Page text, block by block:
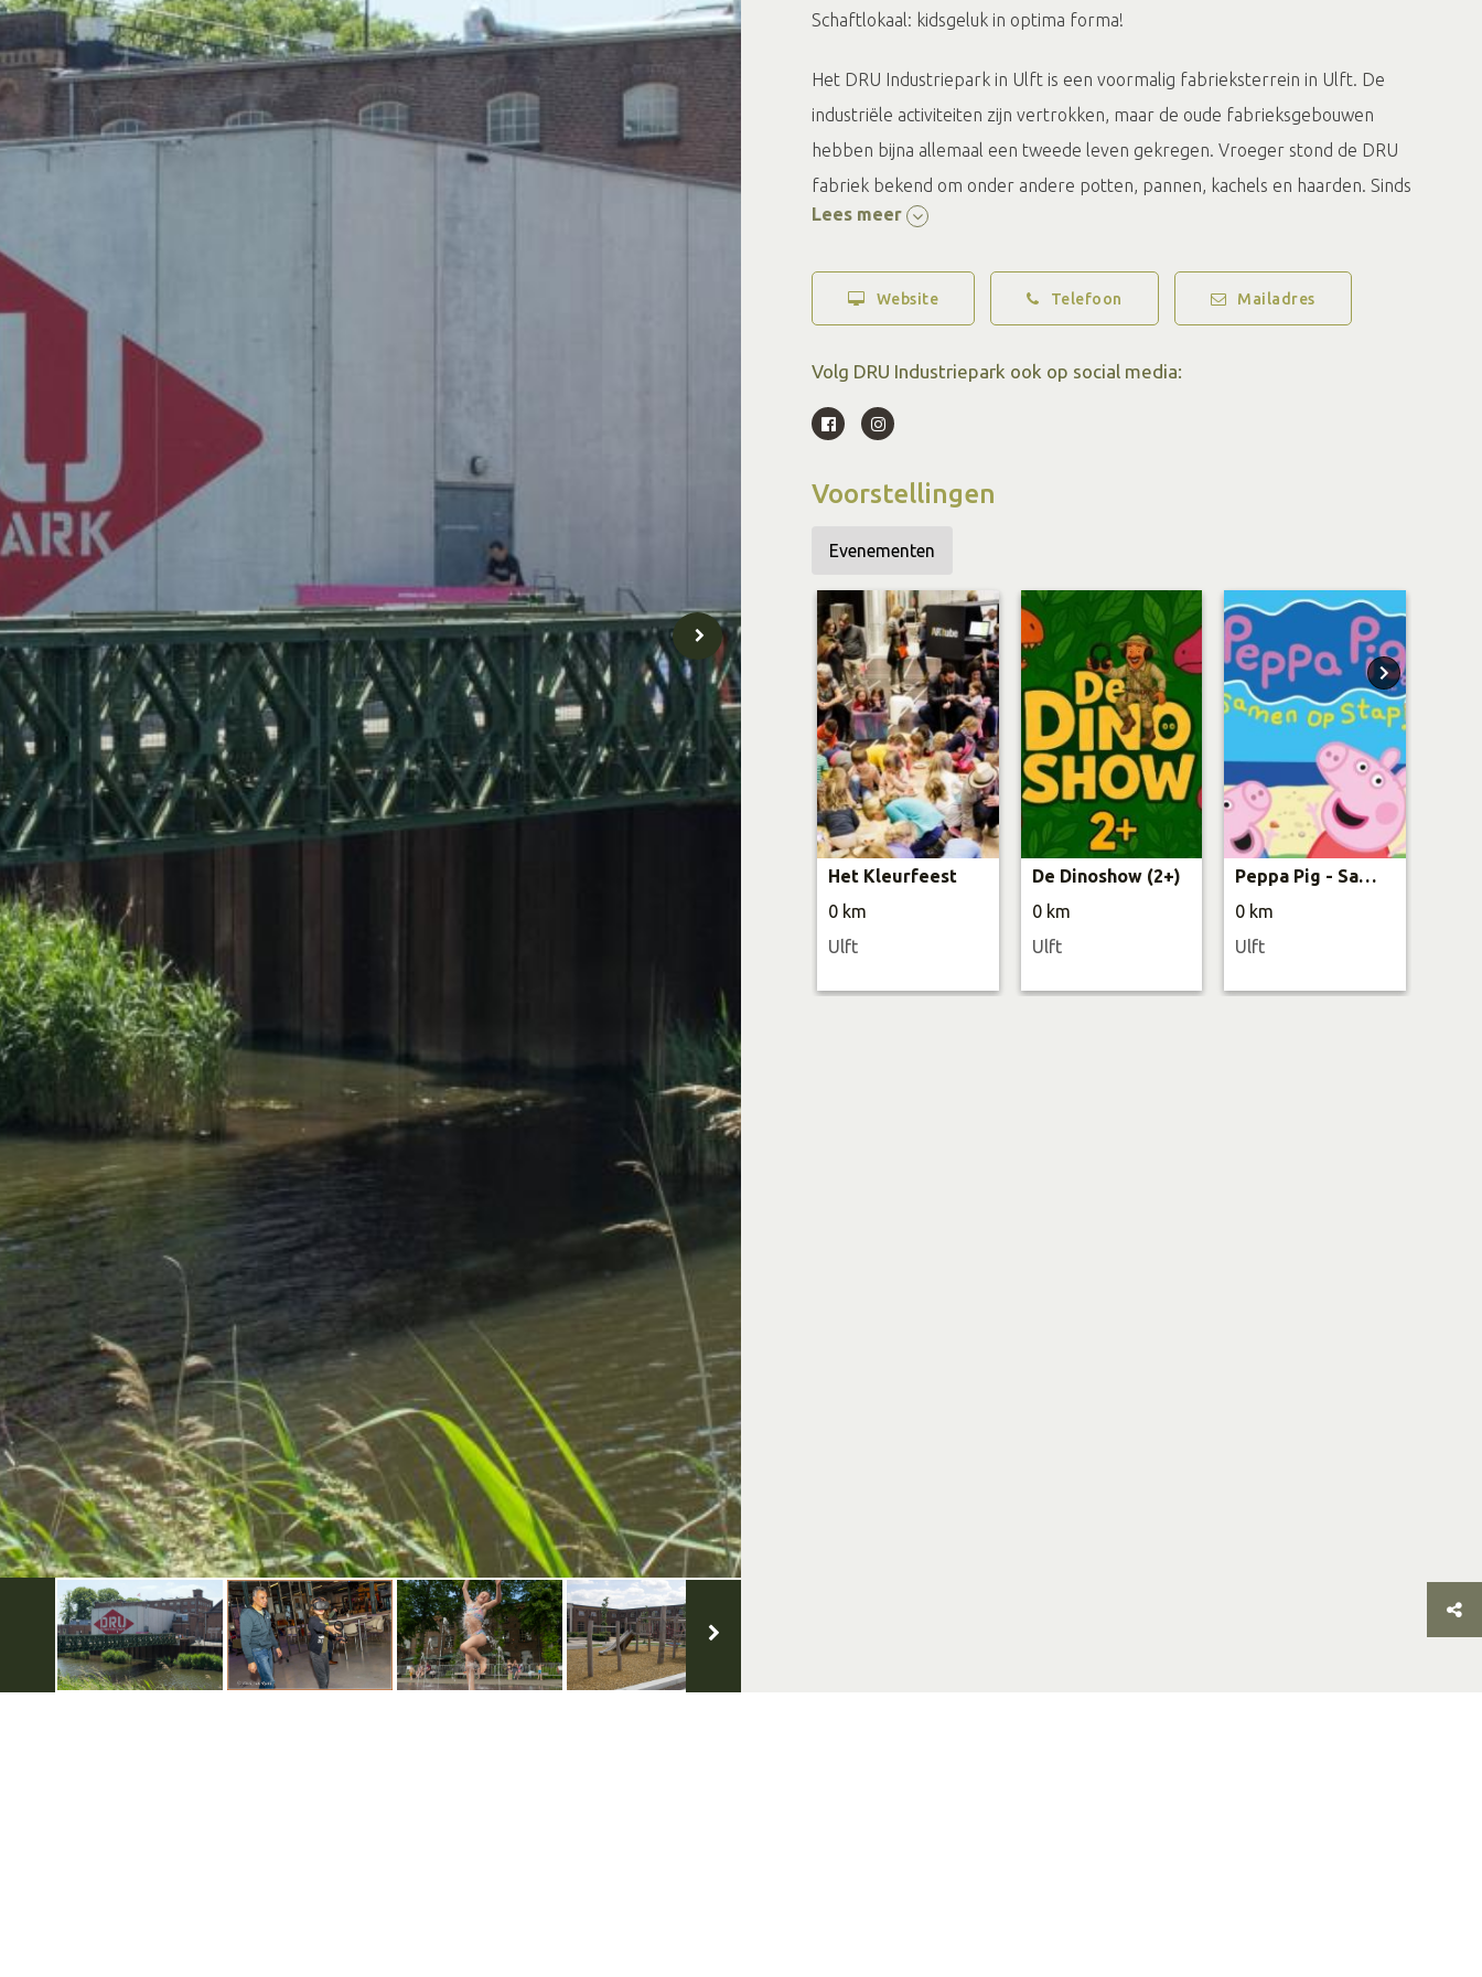
Schaftlokaal: kidsgeluk in optima forma!
Het DRU Industriepark in Ulft is een voormalig fabrieksterrein in Ulft. De
industriële activiteiten zijn vertrokken, maar de oude fabrieksgebouwen
hebben bijna allemaal een tweede leven gekregen. Vroeger stond de DRU
fabriek bekend om onder andere potten, pannen, kachels en haarden. Sinds
2009 is het terrein, dat DRU Industriepark is genoemd, een bruisende plek
ook de muziekschool en bibliotheek), eten en drinken, recreatie, onderwijs
en wonen.
Lees meer
Website Telefoon Mailadres
Volg DRU Industriepark ook op social media:
Voorstellingen
Evenementen
Het Kleurfeest
0 km
Ulft
De Dinoshow (2+)
0 km
Ulft
Peppa Pig - Samen Op Stap
0 km
Ulft